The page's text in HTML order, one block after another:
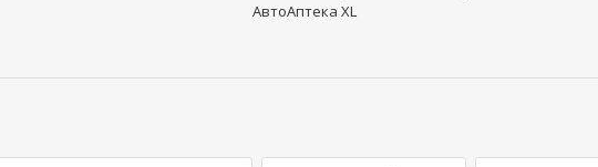
АвтоАптека XL